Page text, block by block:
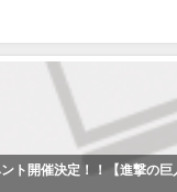
ト開催決定！！【進撃の